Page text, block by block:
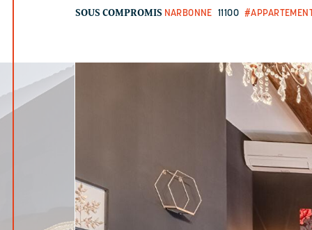
SOUS COMPROMIS NARBONNE 11100